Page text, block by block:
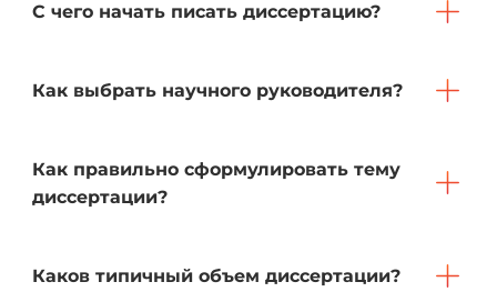
С чего начать писать диссертацию?
Как выбрать научного руководителя?
Как правильно сформулировать тему
диссертации?
Каков типичный объем диссертации?